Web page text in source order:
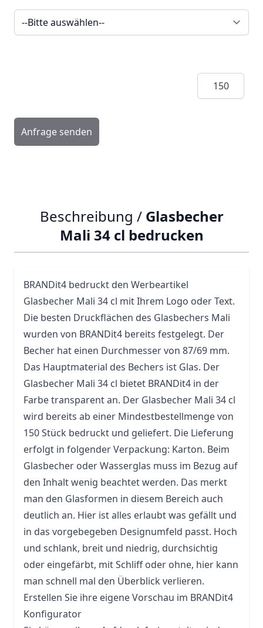
Menge
Anfrage senden
Beschreibung / Glasbecher
Mali 34 cl bedrucken
BRANDit4 bedruckt den Werbeartikel
Glasbecher Mali 34 cl mit Ihrem Logo oder Text.
Die besten Druckflächen des Glasbechers Mali
wurden von BRANDit4 bereits festgelegt. Der
Becher hat einen Durchmesser von 87/69 mm.
Das Hauptmaterial des Bechers ist Glas. Der
Glasbecher Mali 34 cl bietet BRANDit4 in der
Farbe transparent an. Der Glasbecher Mali 34 cl
wird bereits ab einer Mindestbestellmenge von
150 Stück bedruckt und geliefert. Die Lieferung
erfolgt in folgender Verpackung: Karton. Beim
Glasbecher oder Wasserglas muss im Bezug auf
den Inhalt wenig beachtet werden. Das merkt
man den Glasformen in diesem Bereich auch
deutlich an. Hier ist alles erlaubt was gefällt und
in das vorgebegeben Designumfeld passt. Hoch
und schlank, breit und niedrig, durchsichtig
oder eingefärbt, mit Schliff oder ohne, hier kann
man schnell mal den Überblick verlieren.
Erstellen Sie ihre eigene Vorschau im BRANDit4
Konfigurator